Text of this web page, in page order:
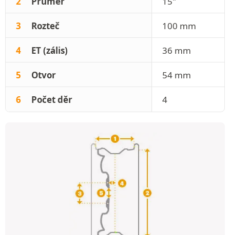
3 Rozteč 100 mm
4 ET (zális) 36 mm
5 Otvor 54 mm
6 Počet děr 4